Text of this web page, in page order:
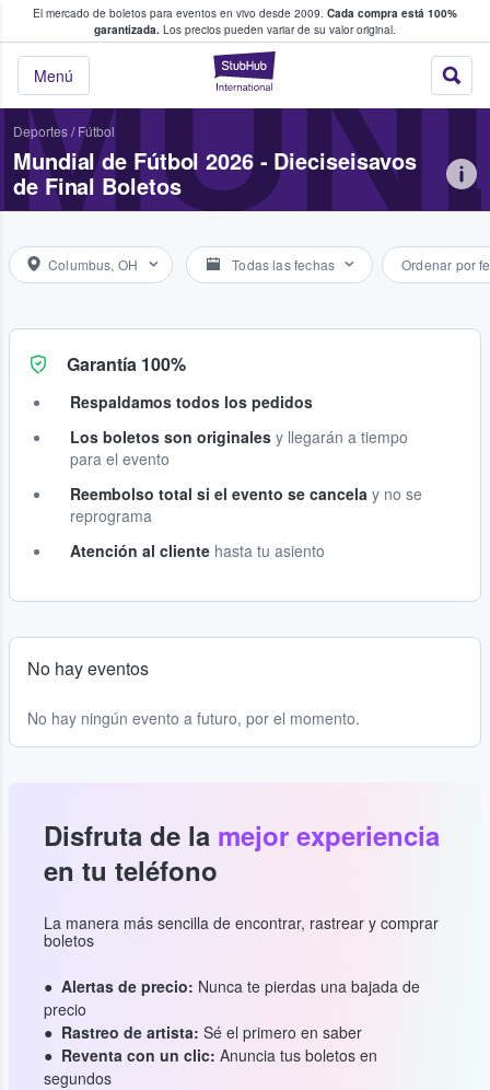
El mercado de boletos para eventos en vivo desde 2009. Cada compra está 100%
garantizada. Los precios pueden variar de su valor original.
StubHub: donde
Menú
fans compran y venden boletos
Deportes/ Fútbol
Mundial de Fútbol 2026 - Dieciseisavos
de Final Boletos
Columbus, OH Todas las fechas Ordenar por
Garantía 100%
Respaldamos todos los pedidos
Los boletos son originales y llegarán a tiempo
para el evento
Reembolso total si el evento se cancela y no se
reprograma
Atención al cliente hasta tu asiento
No hay eventos
No hay ningún evento a futuro, por el momento.
Disfruta de la mejor experiencia
en tu teléfono
La manera más sencilla de encontrar, rastrear y comprar
boletos
Alertas de precio: Nunca te pierdas una bajada de
precio
Rastreo de artista: Sé el primero en saber
Reventa con un clic: Anuncia tus boletos en
segundos